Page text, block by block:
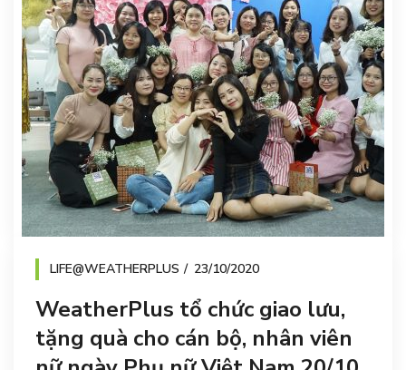
LIFE@WEATHERPLUS 23/10/2020
WeatherPlus tổ chức giao lưu,
tặng quà cho cán bộ, nhân viên